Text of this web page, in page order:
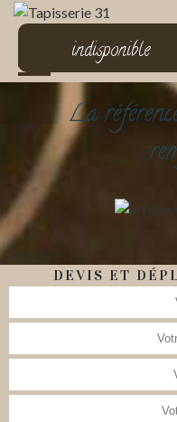
indisponible
La
DEVIS ET